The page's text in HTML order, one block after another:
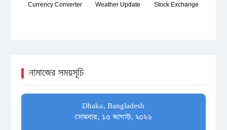
Currency Converter Weather Update Stock Exchange
নামাজের সময়সূচি
Dhaka, Bangladesh
সোমবার, ১০ আগস্ট, ২০২৬